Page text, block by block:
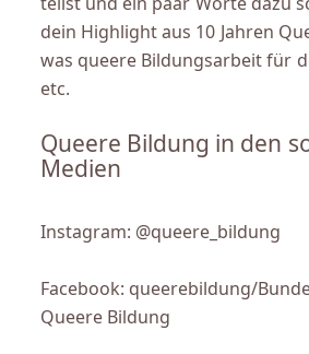
dein Highlight aus 10 Jahren
was queere Bildungsarbeit für
etc.
Queere Bildung in den
Medien
Instagram: @queere_bildung
Facebook: queerebildung/
Queere Bildung